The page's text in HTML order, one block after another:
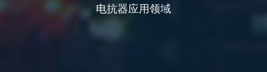
电抗器应用领域